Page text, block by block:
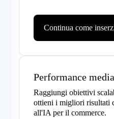
Continua come
Performance media
Raggiungi obiettivi
ottieni i migliori risultati
all'IA per il commerce.